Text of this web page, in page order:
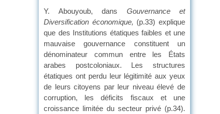
Y. Abouyoub, dans Gouvernance et
Diversification économique, (p.33) explique
que des Institutions étatiques faibles et une
mauvaise gouvernance constituent un
dénominateur commun entre les États
arabes postcoloniaux. Les structures
étatiques ont perdu leur légitimité aux yeux
de leurs citoyens par leur niveau élevé de
corruption, les déficits fiscaux et une
croissance limitée du secteur privé (p.34).